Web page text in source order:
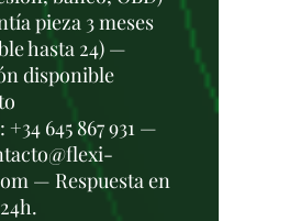
pieza 3 meses
hasta 24) —
disponible
645 867 931 —
— Respuesta en